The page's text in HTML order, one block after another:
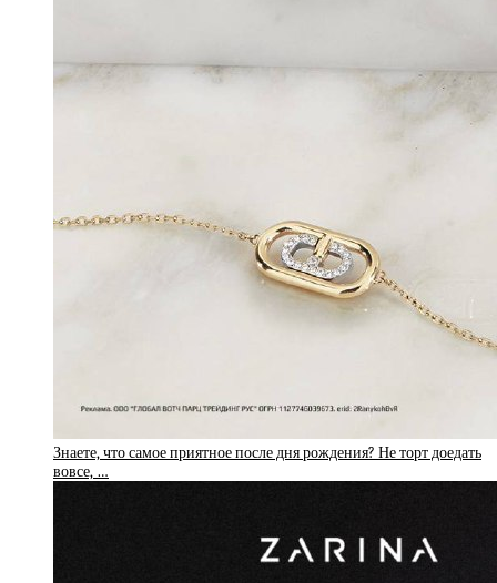
Знаете, что самое приятное после дня рождения? Не торт доедать
вовсе, …